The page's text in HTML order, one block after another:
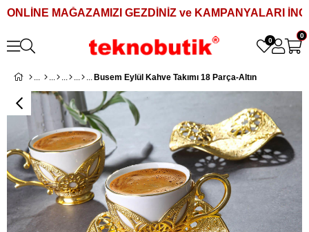
ONLİNE MAĞAZAMIZI GEZDİNİZ ve KAMPANYALARI
0
0
Busem Eylül Kahve Takımı 18 Parça-Altın